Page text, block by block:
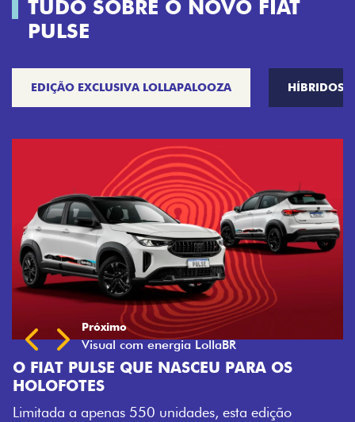
TUDO SOBRE O NOVO FIAT
PULSE
EDIÇÃO EXCLUSIVA LOLLAPALOOZA HÍBRIDOS
NASCEU PARA OS
unidades, esta edição